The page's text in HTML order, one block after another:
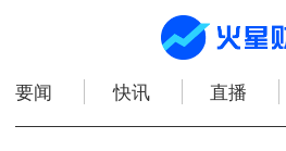
要闻 快讯 直播